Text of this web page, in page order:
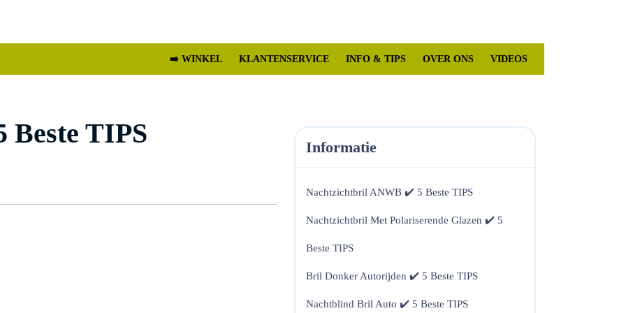
account
➡️ WINKEL KLANTENSERVICE INFO & TIPS OVER ONS VIDEOS
TIPS Informatie
Nachtzichtbril ANWB ✔️ 5 Beste TIPS
Nachtzichtbril Met Polariserende Glazen ✔️ 5
Beste TIPS
Bril Donker Autorijden ✔️ 5 Beste TIPS
Nachtblind Bril Auto ✔️ 5 Beste TIPS